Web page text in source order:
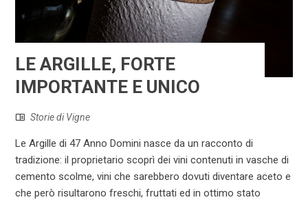
LE ARGILLE, FORTE
IMPORTANTE E UNICO
Storie di Vigne
Le Argille di 47 Anno Domini nasce da un racconto di
tradizione: il proprietario scoprì dei vini contenuti in vasche di
cemento scolme, vini che sarebbero dovuti diventare aceto e
che però risultarono freschi, fruttati ed in ottimo stato